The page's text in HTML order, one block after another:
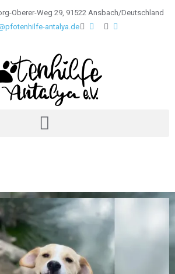
Oberer-Weg 29, 91522 Ansbach/Deutschland
antalya.de